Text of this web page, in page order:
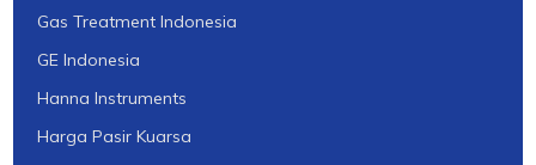
Gas Treatment Indonesia
GE Indonesia
Hanna Instruments
Harga Pasir Kuarsa